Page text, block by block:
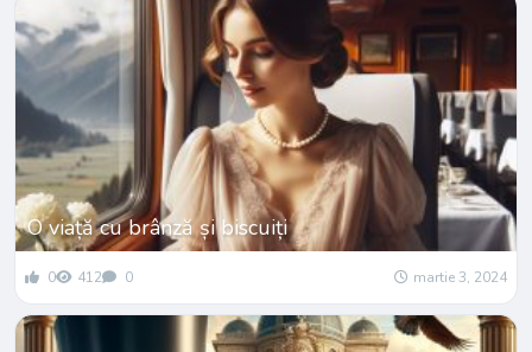
O viață cu brânză și biscuiți
0 412 0 martie 3, 2024